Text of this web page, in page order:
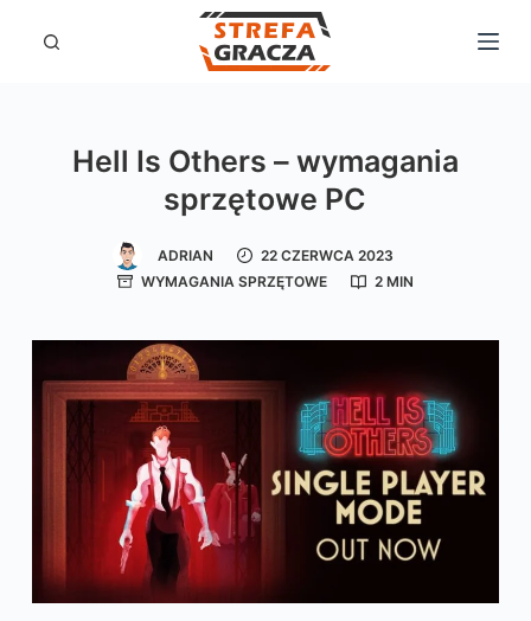
Hell Is Others – wymagania
sprzętowe PC
ADRIAN
22 CZERWCA 2023
WYMAGANIA SPRZĘTOWE
2 MIN